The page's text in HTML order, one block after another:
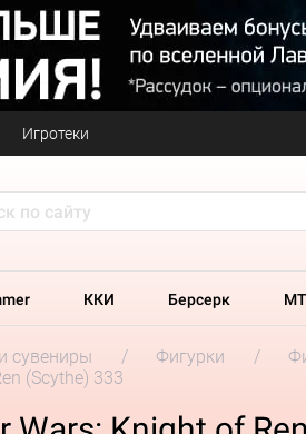
Игротеки
ККИ Берсерк
сувениры Фигурки
(Scythe) 333